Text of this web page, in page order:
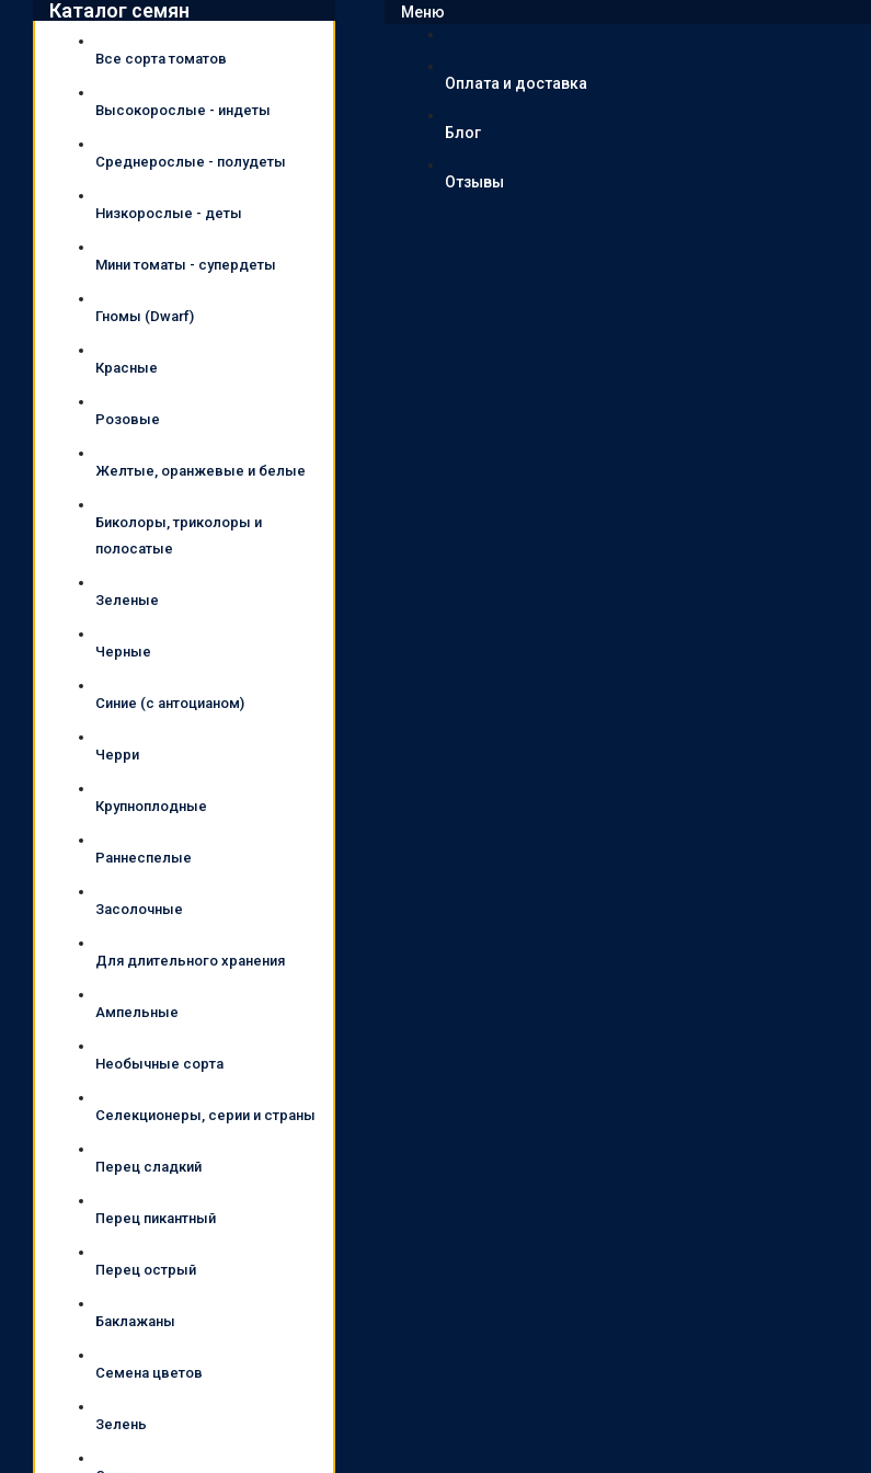
Каталог семян
Все сорта томатов
Высокорослые - индеты
Среднерослые - полудеты
Низкорослые - деты
Мини томаты - супердеты
Гномы (Dwarf)
Красные
Розовые
Желтые, оранжевые и белые
Биколоры, триколоры и
полосатые
Зеленые
Черные
Синие (с антоцианом)
Черри
Крупноплодные
Раннеспелые
Засолочные
Для длительного хранения
Ампельные
Необычные сорта
Селекционеры, серии и страны
Перец сладкий
Перец пикантный
Перец острый
Баклажаны
Семена цветов
Зелень
Меню
Оплата и доставка
Блог
Отзывы